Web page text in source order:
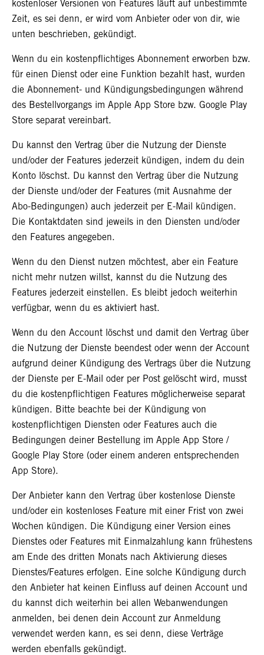
kostenloser Versionen von Features läuft auf unbestimmte
Zeit, es sei denn, er wird vom Anbieter oder von dir, wie
unten beschrieben, gekündigt.
Wenn du ein kostenpflichtiges Abonnement erworben bzw.
für einen Dienst oder eine Funktion bezahlt hast, wurden
die Abonnement- und Kündigungsbedingungen während
des Bestellvorgangs im Apple App Store bzw. Google Play
Store separat vereinbart.
Du kannst den Vertrag über die Nutzung der Dienste
und/oder der Features jederzeit kündigen, indem du dein
Konto löschst. Du kannst den Vertrag über die Nutzung
der Dienste und/oder der Features (mit Ausnahme der
Abo-Bedingungen) auch jederzeit per E-Mail kündigen.
Die Kontaktdaten sind jeweils in den Diensten und/oder
den Features angegeben.
Wenn du den Dienst nutzen möchtest, aber ein Feature
nicht mehr nutzen willst, kannst du die Nutzung des
Features jederzeit einstellen. Es bleibt jedoch weiterhin
verfügbar, wenn du es aktiviert hast.
Wenn du den Account löschst und damit den Vertrag über
die Nutzung der Dienste beendest oder wenn der Account
aufgrund deiner Kündigung des Vertrags über die Nutzung
der Dienste per E-Mail oder per Post gelöscht wird, musst
du die kostenpflichtigen Features möglicherweise separat
kündigen. Bitte beachte bei der Kündigung von
kostenpflichtigen Diensten oder Features auch die
Bedingungen deiner Bestellung im Apple App Store /
Google Play Store (oder einem anderen entsprechenden
App Store).
Der Anbieter kann den Vertrag über kostenlose Dienste
und/oder ein kostenloses Feature mit einer Frist von zwei
Wochen kündigen. Die Kündigung einer Version eines
Dienstes oder Features mit Einmalzahlung kann frühestens
am Ende des dritten Monats nach Aktivierung dieses
Dienstes/Features erfolgen. Eine solche Kündigung durch
den Anbieter hat keinen Einfluss auf deinen Account und
du kannst dich weiterhin bei allen Webanwendungen
anmelden, bei denen dein Account zur Anmeldung
verwendet werden kann, es sei denn, diese Verträge
werden ebenfalls gekündigt.